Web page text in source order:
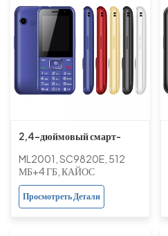
2,4-дюймовый смарт-
телефон с двумя SIM-
картами, 4G LTE, Android
KaiOS, 512 МБ + 4 ГБ,
двойная камера,
ML2001, SC9820E, 512
МБ+4 ГБ, КАЙОС
Просмотреть Детали